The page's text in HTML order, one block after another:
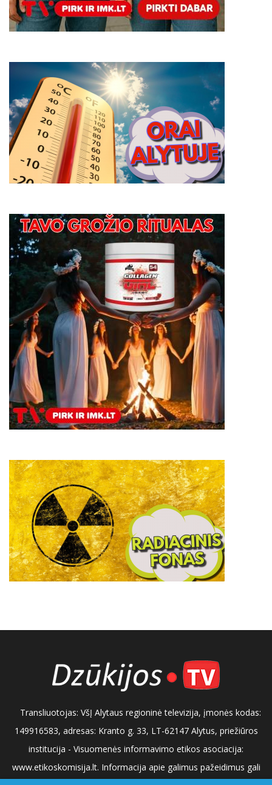
Transliuotojas: VšĮ Alytaus regioninė televizija, įmonės kodas:
149916583, adresas: Kranto g. 33, LT-62147 Alytus, priežiūros
institucija - Visuomenės informavimo etikos asociacija:
www.etikoskomisija.lt. Informacija apie galimus pažeidimus gali